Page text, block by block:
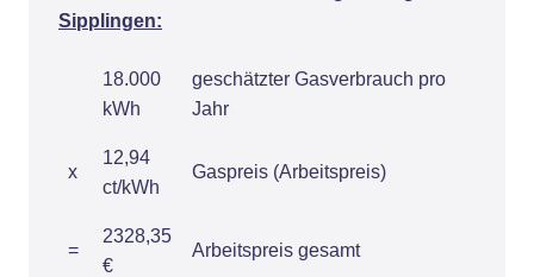
Sipplingen:
18.000
kWh
geschätzter Gasverbrauch pro
Jahr
x
12,94
ct/kWh
Gaspreis (Arbeitspreis)
=
2328,35
€
Arbeitspreis gesamt